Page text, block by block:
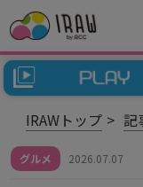
IRAWトップ 記
グルメ 2026.07.07